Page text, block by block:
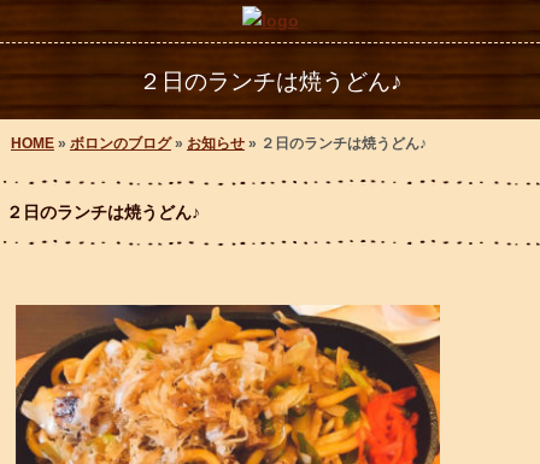
２日のランチは焼うどん♪
HOME» ボロンのブログ» お知らせ» ２日のランチは焼うどん♪
２日のランチは焼うどん♪